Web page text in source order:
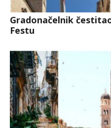
Gradonačelnik
Festu